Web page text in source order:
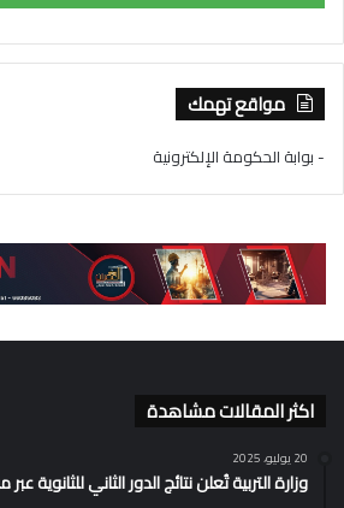
مواقع تهمك
- بوابة الحكومة الإلكترونية
اكثر المقالات مشاهدة
20 يوليو، 2025
وزارة التربية تُعلن نتائج الدور الثاني